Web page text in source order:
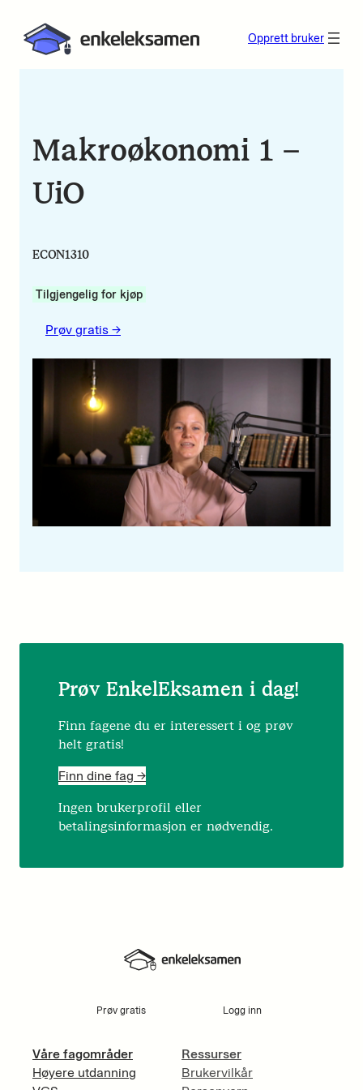
Opprett bruker
Makroøkonomi 1 –
UiO
ECON1310
Tilgjengelig for kjøp
Prøv gratis ->
Prøv EnkelEksamen i dag!
Finn fagene du er interessert i og prøv
helt gratis!
Finn dine fag ->
Ingen brukerprofil eller
betalingsinformasjon er nødvendig.
Prøv gratis Logg inn
Våre fagområder
Høyere utdanning
Ressurser
Brukervilkår